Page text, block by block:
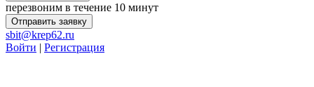
перезвоним в течение 10 минут
Отправить заявку
sbit@krep62.ru
Войти | Регистрация